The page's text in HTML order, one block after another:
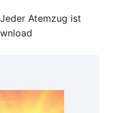
Atemzug ist